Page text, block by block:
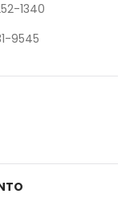
1340
9545